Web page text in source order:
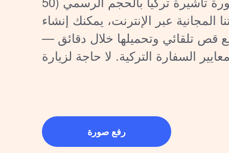
المجانية عبر الإنترنت، يمكنك إنشاء
قص تلقائي وتحميلها خلال دقائق —
السفارة التركية. لا حاجة لزيارة
رفع صورة